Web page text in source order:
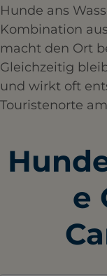
Hunde ans
Kombination
macht den Ort
Gleichzeitig
und wirkt oft
Touristenorte
e